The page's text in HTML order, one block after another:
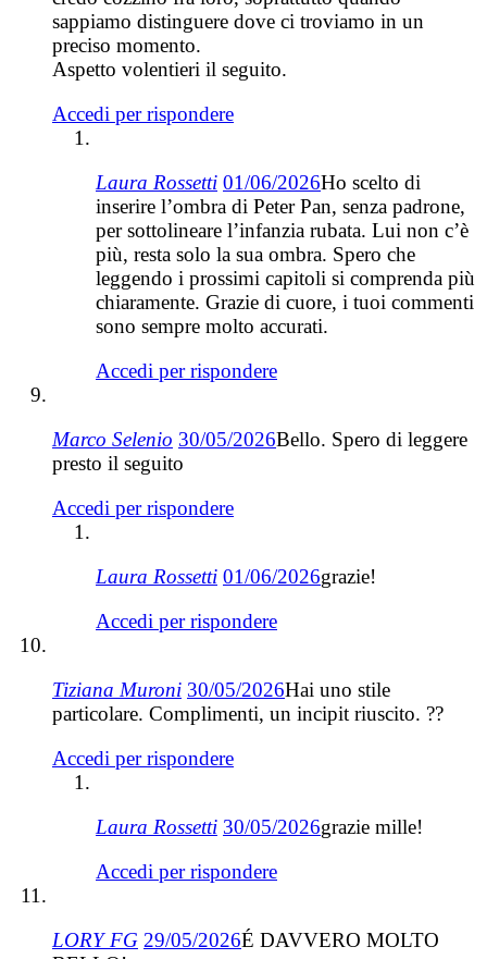
sappiamo distinguere dove ci troviamo in un
preciso momento.
Aspetto volentieri il seguito.
Accedi per rispondere
Laura Rossetti 01/06/2026Ho scelto di
inserire l’ombra di Peter Pan, senza padrone,
per sottolineare l’infanzia rubata. Lui non c’è
più, resta solo la sua ombra. Spero che
leggendo i prossimi capitoli si comprenda più
chiaramente. Grazie di cuore, i tuoi commenti
sono sempre molto accurati.
Accedi per rispondere
Marco Selenio 30/05/2026Bello. Spero di leggere
presto il seguito
Accedi per rispondere
Laura Rossetti 01/06/2026grazie!
Accedi per rispondere
Tiziana Muroni 30/05/2026Hai uno stile
particolare. Complimenti, un incipit riuscito. ??
Accedi per rispondere
Laura Rossetti 30/05/2026grazie mille!
Accedi per rispondere
LORY FG 29/05/2026É DAVVERO MOLTO